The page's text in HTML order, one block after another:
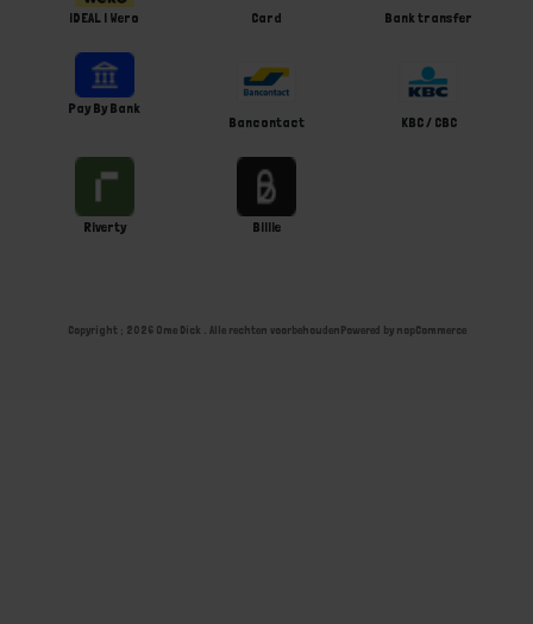
iDEAL | Wero Card Bank transfer
Pay By Bank
Bancontact
KBC / CBC
Riverty Billie
Copyright ; 2026 Ome Dick . Alle rechten voorbehoudenPowered by nopCommerce